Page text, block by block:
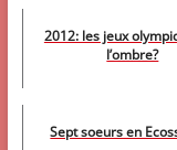
2012: les jeux
l’ombre?
Sept soeurs en